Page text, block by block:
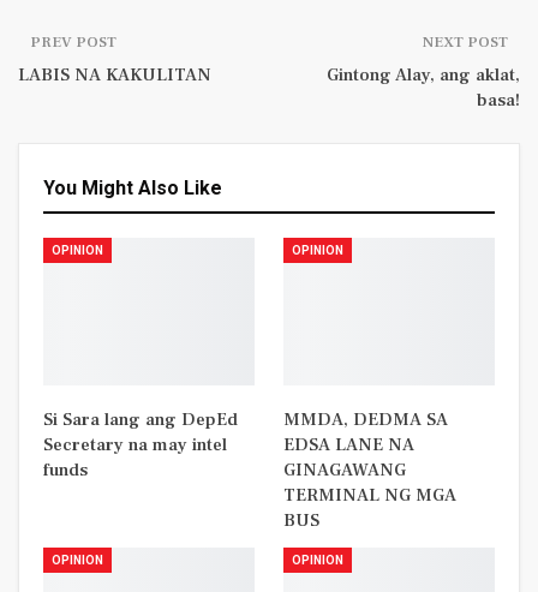
PREV POST
LABIS NA KAKULITAN
NEXT POST
Gintong Alay, ang aklat,
basa!
You Might Also Like
OPINION
Si Sara lang ang DepEd
Secretary na may intel
funds
OPINION
MMDA, DEDMA SA
EDSA LANE NA
GINAGAWANG
TERMINAL NG MGA
BUS
OPINION OPINION